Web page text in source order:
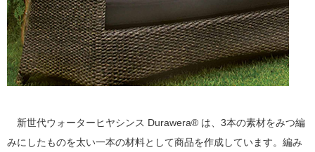
新世代ウォーターヒヤシンス Durawera® は、3本の素材をみつ編
みにしたものを太い一本の材料として商品を作成しています。編み